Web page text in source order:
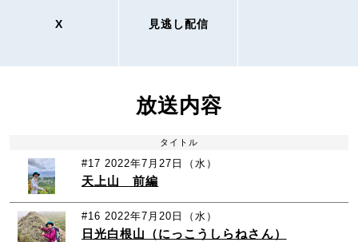
X 見逃し配信
放送内容
タイトル
#17 2022年7月27日（水）
天上山 前編
#16 2022年7月20日（水）
日光白根山（にっこうしらねさん）